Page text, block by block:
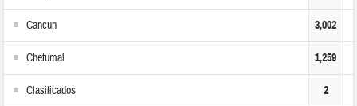
Cancun 3,002
Chetumal 1,259
Clasificados 2